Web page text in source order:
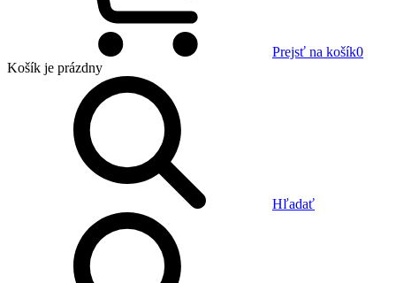
Prejsť na košík0
Košík je prázdny
Hľadať